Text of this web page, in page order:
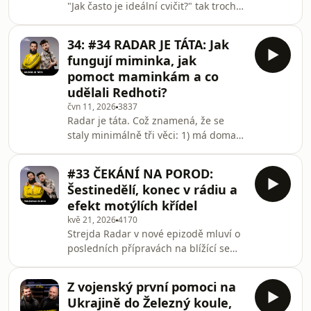
zeptat nebo mi dát feedback?➡️
https://tally.so/r/WOebxe Díky za
všechny dotazy a kritiku, moc si toho
cením! Všechno čtu a registruju a
brzo vám na všechn
"Jak často je ideální cvičit?" tak trochu
extrémně závislá na kontextu toho, jak
rychle chcete dojít k cíli a kolik na to
máte času.Pokud se chcete na něco
zeptat nebo mi dát feedback, udělejte
to tady: https://tally.so/r/WOebxeA
pokud chcete tyhle moudra dostávat
každý úterý mailem, přihlaste se k
odběru tady: www.zacnuvut
34: #34 RADAR JE TÁTA: Jak
fungují miminka, jak
pomoct maminkám a co
udělali Redhoti?
čvn 11, 20263837
Radar je táta. Což znamená, že se
staly minimálně tři věci: 1) má doma
komu se uprostřed aktualizace
restartoval mozek, 3) a zjistil, že
novorozenec není prázdnej počítač
bez operačního systému. V nové
epizodě Máš na míň probíráme první
tři týdny otcovství, porod na Bulovce,
dulu Violu, zapíjení dítěte, šestinedělí,
noční směny, vážení, přebalování a
ten momen
#33 ČEKÁNÍ NA POROD:
Šestinedělí, konec v rádiu a
efekt motýlích křídel
kvě 21, 20264170
Strejda Radar v nové epizodě mluví o
posledních přípravách na blížící se
přichází s geniální včelařskou analogií
a vysvětluje, proč je pro chlapa
Z vojenský první pomoci na
Ukrajině do Železný koule,